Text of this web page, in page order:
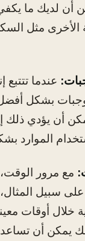
أن لديك ما
الأخرى مثل
عندما تتتبع
بشكل أفضل
أن يؤدي ذلك
مع مرور
سبيل
خلال أوقات
يمكن أن